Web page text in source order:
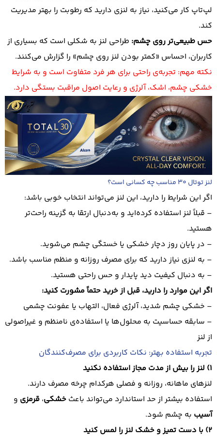
لپ‌تاپ کار می‌کنید، نیاز به لنزی دارید که رطوبت را بهتر مدیریت
کند.
حس طبیعی‌تر روی چشم: طراحی لنز به شکلی است که بسیاری از
کاربران، احساس «کمتر بودن لنز روی چشم» را گزارش می‌کنند.
نکته مهم: تجربه‌ی راحتی برای هر فرد متفاوت است و به شرایط
خشکی چشم، اشک، آلرژی و رعایت اصول مراقبت بستگی دارد.
لنز توتال 30 مناسب چه کسانی است؟
اگر این شرایط را دارید، این لنز می‌تواند انتخاب خوبی باشد:
– قبلاً لنز استفاده کرده‌اید و به‌دنبال ارتقا به گزینه راحت‌تر
هستید.
– در پایان روز دچار خشکی یا خستگی چشم می‌شوید.
– به لنزی نیاز دارید که برای مصرف روزانه و منظم مناسب باشد.
– به دنبال کیفیت دید پایدار و حس راحتی هستید.
اگر این موارد را دارید، قبل از خرید حتماً مشورت کنید:
– خشکی چشم شدید، آلرژی فعال، التهاب یا عفونت چشمی
– سابقه حساسیت به محلول‌ها یا استفاده‌ی نامنظم و غیراصولی
از لنز
تجربه استفاده بهتر: نکات کاربردی برای مصرف‌کنندگان
1) لنز را بیش از مدت مجاز استفاده نکنید
لنزهای ماهانه، روزانه و فصلی هرکدام چرخه مصرف دارند.
استفاده بیشتر از حد استاندارد می‌تواند باعث خشکی، قرمزی و
آسیب به چشم شود.
2) با دست تمیز و خشک لنز را لمس کنید